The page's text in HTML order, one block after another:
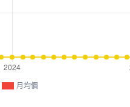
月均價